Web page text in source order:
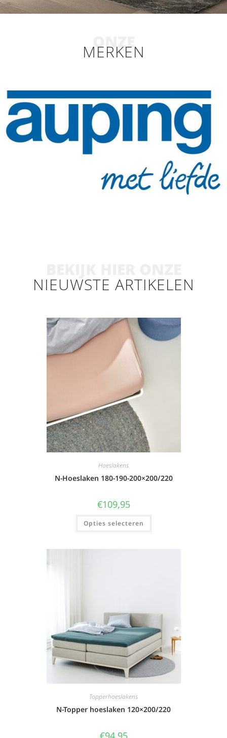
ONZE
MERKEN
NIEUWSTE ARTIKELEN
Hoeslakens
N-Hoeslaken 180-190-200×200/220
€109,95
Opties selecteren
Topperhoeslakens
N-Topper hoeslaken 120×200/220
€94,95